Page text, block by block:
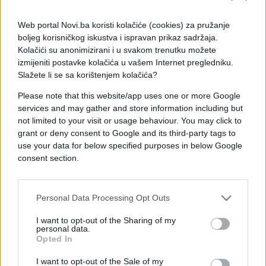
Web portal Novi.ba koristi kolačiće (cookies) za pružanje
boljeg korisničkog iskustva i ispravan prikaz sadržaja.
Kolačići su anonimizirani i u svakom trenutku možete
izmijeniti postavke kolačića u vašem Internet pregledniku.
Slažete li se sa korištenjem kolačića?
Please note that this website/app uses one or more Google
services and may gather and store information including but
not limited to your visit or usage behaviour. You may click to
grant or deny consent to Google and its third-party tags to
use your data for below specified purposes in below Google
consent section.
Personal Data Processing Opt Outs
I want to opt-out of the Sharing of my
personal data.
Opted In
I want to opt-out of the Sale of my
Potom su počeli pritisci šefice J.Ž.. Njegova se
supruga čak fizički sukobila s njiom nakon jednog
prigovora. A onda je s prvom plaćom uslijedio šok:
Od zarađenih 1000 eura bruto na isplatnoj listi
stajalo je da su oni dužni tvrtki više od 100 eura,
zbog cijene smještaja.
Sljedeći mjesec, u kojem su nabijali prekovremene i
imali samo jedan slobodan dan tjedno, njemu je
bilo isplaćeno 300 eura. Ovaj put zbog pogreške u
Supruga je pak dobila otkaz zbog onog napada na
Onda je otkriveno da mu tvrtka uopće nije